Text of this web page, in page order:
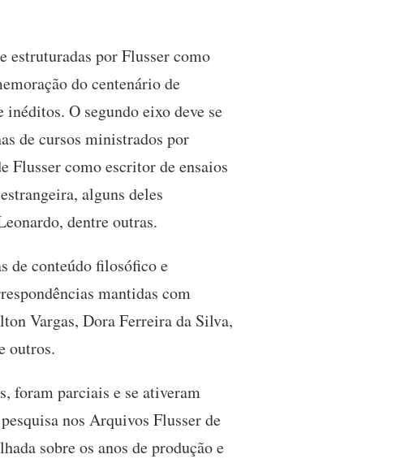
estruturadas por Flusser como
do centenário de
O segundo eixo deve se
de cursos ministrados por
Flusser como escritor de ensaios
alguns deles
dentre outras.
de conteúdo filosófico e
mantidas com
Vargas, Dora Ferreira da Silva,
outros.
foram parciais e se ativeram
nos Arquivos Flusser de
sobre os anos de produção e